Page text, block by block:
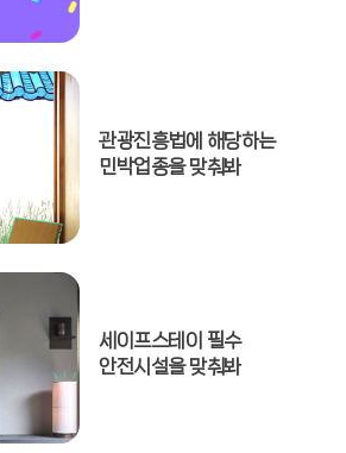
관광진흥법에 해당하는
민박업종을 맞춰봐
세이프스테이 필수
안전시설을 맞춰봐